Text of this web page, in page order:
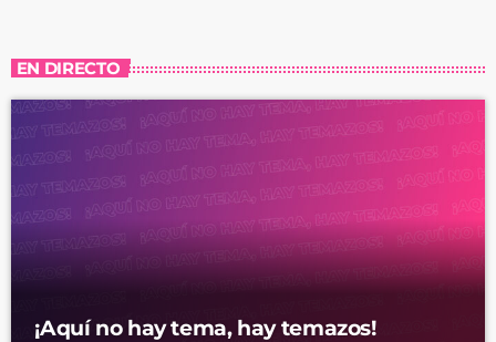
EN DIRECTO
¡Aquí no hay tema, hay temazos!